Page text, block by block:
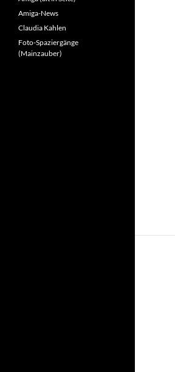
Amiga-News
Claudia Kahlen
Foto-Spaziergänge
(Mainzauber)